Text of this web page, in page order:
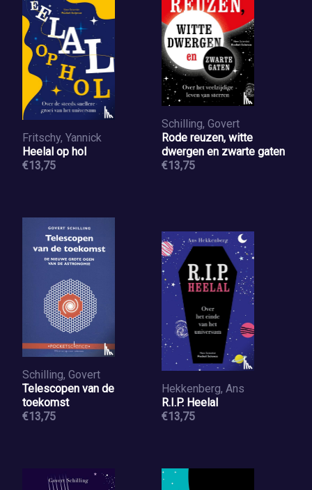
Fritschy, Yannick
Heelal op hol
€13,75
Schilling, Govert
Rode reuzen, witte
dwergen en zwarte gaten
€13,75
Schilling, Govert
Telescopen van de
toekomst
€13,75
Hekkenberg, Ans
R.I.P. Heelal
€13,75